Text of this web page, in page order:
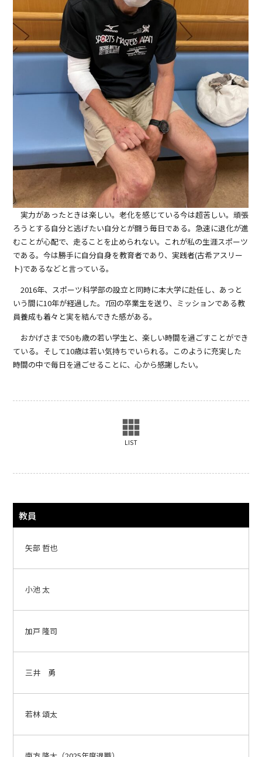
実力があったときは楽しい。老化を感じている今は超苦しい。頑張
ろうとする自分と逃げたい自分とが闘う毎日である。急速に退化が進
むことが心配で、走ることを止められない。これが私の生涯スポーツ
である。今は勝手に自分自身を教育者であり、実践者(古希アスリー
ト)であるなどと言っている。
2016年、スポーツ科学部の設立と同時に本大学に赴任し、あっと
いう間に10年が経過した。7回の卒業生を送り、ミッションである教
員養成も着々と実を結んできた感がある。
おかげさまで50も歳の若い学生と、楽しい時間を過ごすことができ
ている。そして10歳は若い気持ちでいられる。このように充実した
時間の中で毎日を過ごせることに、心から感謝したい。
LIST
教員
矢部 哲也
小池 太
加戸 隆司
三井 勇
若林 頌太